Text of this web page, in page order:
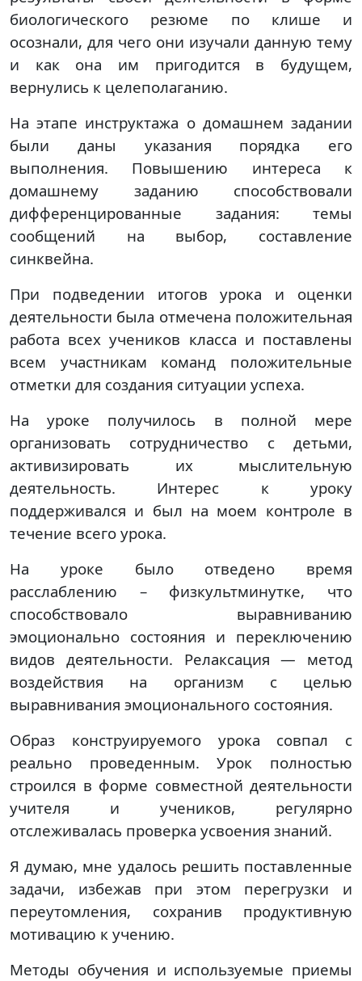
биологического резюме по клише и
осознали, для чего они изучали данную тему
и как она им пригодится в будущем,
вернулись к целеполаганию.
На этапе инструктажа о домашнем задании
были даны указания порядка его
выполнения. Повышению интереса к
домашнему заданию способствовали
дифференцированные задания: темы
сообщений на выбор, составление
синквейна.
При подведении итогов урока и оценки
деятельности была отмечена положительная
работа всех учеников класса и поставлены
всем участникам команд положительные
отметки для создания ситуации успеха.
На уроке получилось в полной мере
организовать сотрудничество с детьми,
активизировать их мыслительную
деятельность. Интерес к уроку
поддерживался и был на моем контроле в
течение всего урока.
На уроке было отведено время
расслаблению – физкультминутке, что
способствовало выравниванию
эмоционально состояния и переключению
видов деятельности. Релаксация — метод
воздействия на организм с целью
выравнивания эмоционального состояния.
Образ конструируемого урока совпал с
реально проведенным. Урок полностью
строился в форме совместной деятельности
учителя и учеников, регулярно
отслеживалась проверка усвоения знаний.
Я думаю, мне удалось решить поставленные
задачи, избежав при этом перегрузки и
переутомления, сохранив продуктивную
мотивацию к учению.
Методы обучения и используемые приемы